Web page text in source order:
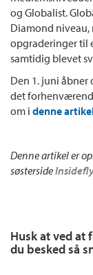
og Globalist.
Diamond
opgraderinger til
samtidig blevet
Den 1. juni åbner
det
om i denne artikel
Denne artikel er
søsterside
Husk at ved at
du besked så